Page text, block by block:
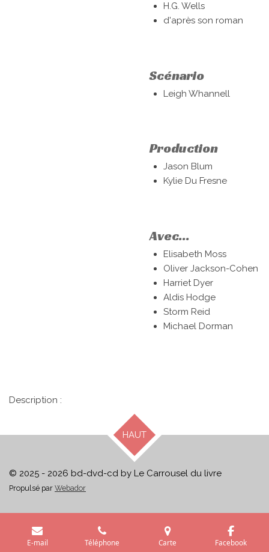
H.G. Wells
d'après son roman
Scénario
Leigh Whannell
Production
Jason Blum
Kylie Du Fresne
Avec...
Elisabeth Moss
Oliver Jackson-Cohen
Harriet Dyer
Aldis Hodge
Storm Reid
Michael Dorman
Description :
HAUT
© 2025 - 2026 bd-dvd-cd by Le Carrousel du livre
Propulsé par Webador
E-mail Téléphone Carte Facebook